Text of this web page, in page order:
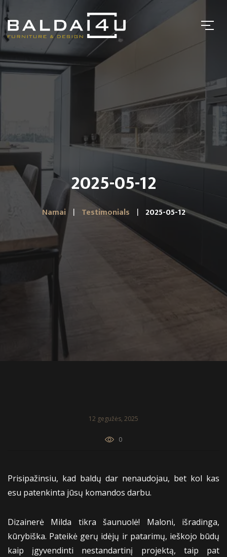
2025-05-12
Namai Testimonials 2025-05-12
12 gegužės, 2025
0
Prisipažinsiu, kad baldų dar nenaudojau, bet kol kas
esu patenkinta jūsų komandos darbu.
Dizainerė Milda tikra šaunuolė! Maloni, išradinga,
kūrybiška. Pateikė gerų idėjų ir patarimų, ieškojo būdų
kaip įgyvendinti nestandartinį projektą, taip pat